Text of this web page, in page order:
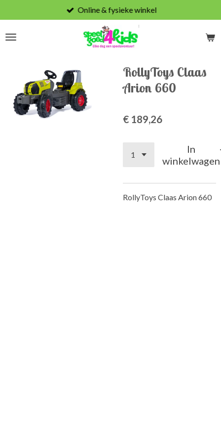
direct
naar
Online & fysieke winkel
RollyToys Claas
Arion 660
€ 189,26
In
winkelwagen
RollyToys Claas Arion 660